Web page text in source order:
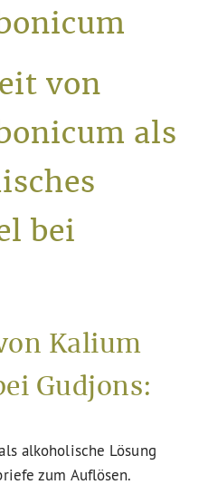
von
als
bei
Kalium
Gudjons:
alkoholische Lösung
zum Auflösen.